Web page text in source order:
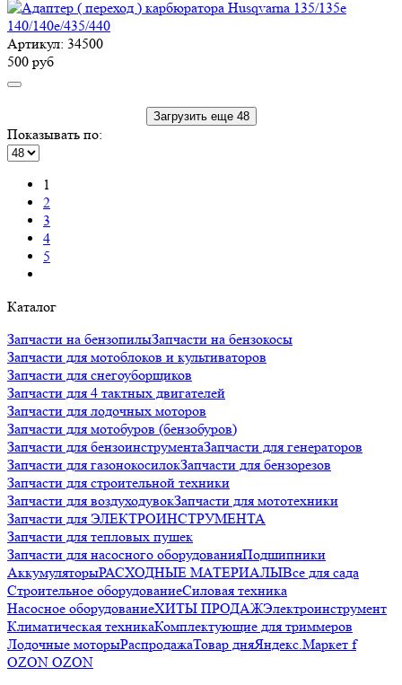
Артикул: 34500
500 руб
Загрузить еще 48
Показывать по:
1
2
3
4
5
Каталог
Запчасти на бензопилыЗапчасти на бензокосы
Запчасти для мотоблоков и культиваторов
Запчасти для снегоуборщиков
Запчасти для 4 тактных двигателей
Запчасти для лодочных моторов
Запчасти для мотобуров (бензобуров)
Запчасти для бензоинструментаЗапчасти для генераторов
Запчасти для газонокосилокЗапчасти для бензорезов
Запчасти для строительной техники
Запчасти для воздуходувокЗапчасти для мототехники
Запчасти для ЭЛЕКТРОИНСТРУМЕНТА
Запчасти для тепловых пушек
Запчасти для насосного оборудованияПодшипники
АккумуляторыРАСХОДНЫЕ МАТЕРИАЛЫВсе для сада
Строительное оборудованиеСиловая техника
Насосное оборудованиеХИТЫ ПРОДАЖЭлектроинструмент
Климатическая техникаКомплектующие для триммеров
Лодочные моторыРаспродажаТовар дняЯндекс.Маркет f
OZON OZON